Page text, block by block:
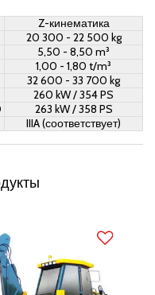
Z-кинематика
20 300 - 22 500 kg
5,50 - 8,50 m³
1,00 - 1,80 t/m³
32 600 - 33 700 kg
260 kW / 354 PS
263 kW / 358 PS
IIIA (соответствует)